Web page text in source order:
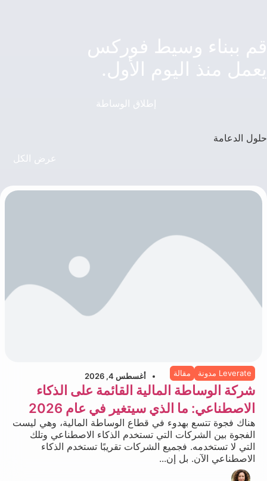
قم ببناء وسيط فوركس
يعمل منذ اليوم الأول.
إطلاق الوساطة
حلول الدعامة
عرض الكل
Leverate مدونة مقالة أغسطس 4, 2026
شركة الوساطة المالية القائمة على الذكاء
الاصطناعي: ما الذي سيتغير في عام 2026
هناك فجوة تتسع بهدوء في قطاع الوساطة المالية، وهي ليست
الفجوة بين الشركات التي تستخدم الذكاء الاصطناعي وتلك
التي لا تستخدمه. فجميع الشركات تقريبًا تستخدم الذكاء
الاصطناعي الآن. بل إن...